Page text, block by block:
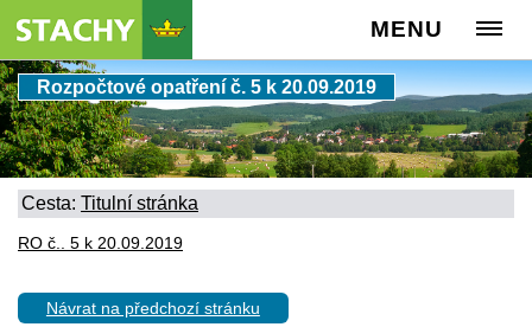
MENU
Rozpočtové opatření č. 5 k 20.09.2019
Cesta: Titulní stránka
RO č.. 5 k 20.09.2019
Návrat na předchozí stránku